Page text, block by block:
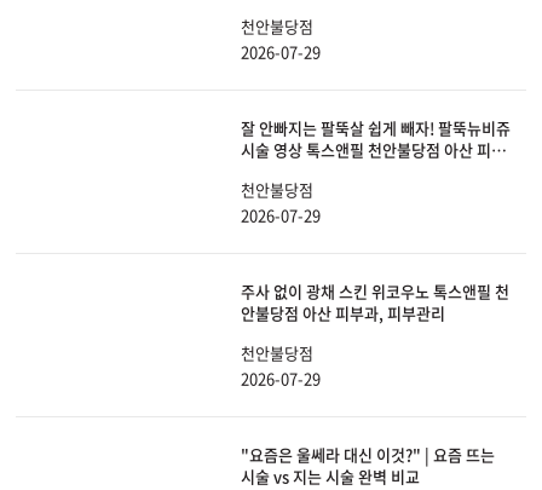
천안불당점
2026-07-29
잘 안빠지는 팔뚝살 쉽게 빼자! 팔뚝뉴비쥬
시술 영상 톡스앤필 천안불당점 아산 피부
천안불당점
2026-07-29
주사 없이 광채 스킨 위코우노 톡스앤필 천
안불당점 아산 피부과, 피부관리
천안불당점
2026-07-29
"요즘은 울쎄라 대신 이것?" | 요즘 뜨는
시술 vs 지는 시술 완벽 비교